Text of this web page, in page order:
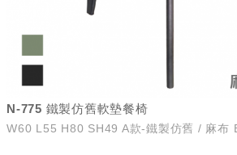
N-775 鐵製仿舊軟墊餐椅